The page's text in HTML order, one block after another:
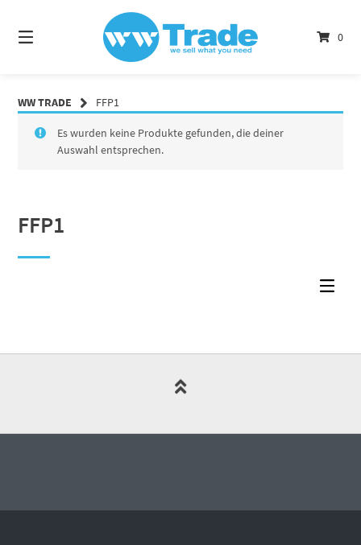
Inhalt
0
WW TRADE FFP1
FFP1
Es wurden keine Produkte gefunden, die deiner
Auswahl entsprechen.